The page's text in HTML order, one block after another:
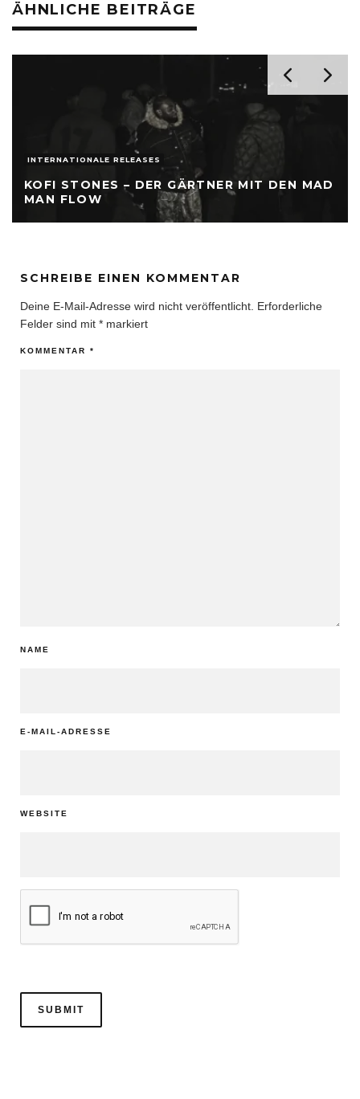
ÄHNLICHE BEITRÄGE
INTERNATIONALE RELEASES
KOFI STONES – DER GÄRTNER MIT DEN MAD
MAN FLOW
SCHREIBE EINEN KOMMENTAR
Deine E-Mail-Adresse wird nicht veröffentlicht. Erforderliche
Felder sind mit * markiert
KOMMENTAR *
NAME
E-MAIL-ADRESSE
WEBSITE